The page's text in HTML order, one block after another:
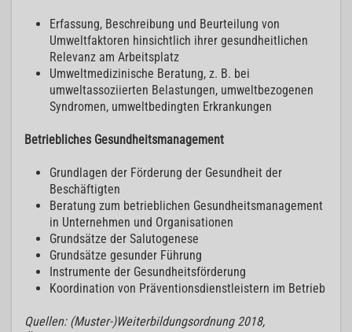
Erfassung, Beschreibung und Beurteilung von
Umweltfaktoren hinsichtlich ihrer gesundheitlichen
Relevanz am Arbeitsplatz
Umweltmedizinische Beratung, z. B. bei
umweltassoziierten Belastungen, umweltbezogenen
Syndromen, umweltbedingten Erkrankungen
Betriebliches Gesundheitsmanagement
Grundlagen der Förderung der Gesundheit der
Beschäftigten
Beratung zum betrieblichen Gesundheitsmanagement
in Unternehmen und Organisationen
Grundsätze der Salutogenese
Grundsätze gesunder Führung
Instrumente der Gesundheitsförderung
Koordination von Präventionsdienstleistern im Betrieb
Quellen: (Muster-)Weiterbildungsordnung 2018,